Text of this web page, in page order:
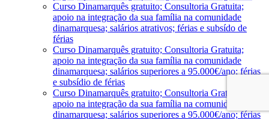
Curso Dinamarquês gratuito; Consultoria Gratuita;
apoio na integração da sua família na comunidade
dinamarquesa; salários atrativos; férias e subsído de
férias
Curso Dinamarquês gratuito; Consultoria Gratuita;
apoio na integração da sua família na comunidade
dinamarquesa; salários superiores a 95.000€/ano; férias
e subsídio de férias
Curso Dinamarquês gratuito; Consultoria Gratuita;
apoio na integração da sua família na comunidade
dinamarquesa; salários superiores a 95.000€/ano; férias